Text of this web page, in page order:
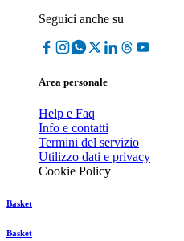
Seguici anche su
Area personale
Help e Faq
Info e contatti
Termini del servizio
Utilizzo dati e privacy
Cookie Policy
Basket
Basket